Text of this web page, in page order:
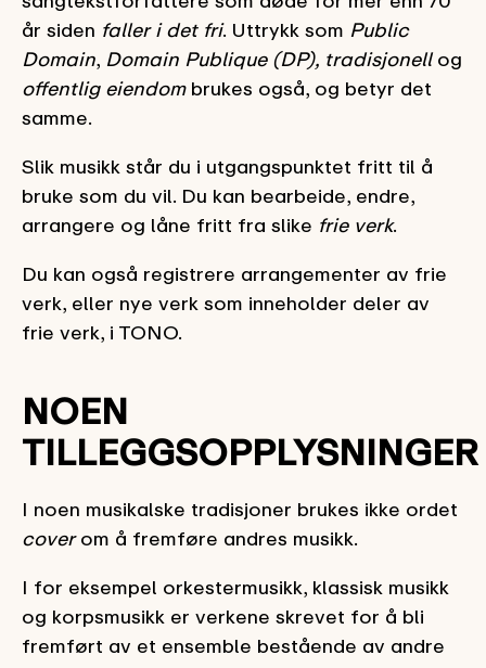
år siden faller i det fri. Uttrykk som Public
Domain, Domain Publique (DP), tradisjonellog
offentlig eiendombrukes også, og betyr det
samme.
Slik musikk står du i utgangspunktet fritt til å
bruke som du vil. Du kan bearbeide, endre,
arrangere og låne fritt fra slike frie verk.
Du kan også registrere arrangementer av frie
verk, eller nye verk som inneholder deler av
frie verk, i TONO.
NOEN
TILLEGGSOPPLYSNINGER
I noen musikalske tradisjoner brukes ikke ordet
coverom å fremføre andres musikk.
I for eksempel orkestermusikk, klassisk musikk
og korpsmusikk er verkene skrevet for å bli
fremført av et ensemble bestående av andre